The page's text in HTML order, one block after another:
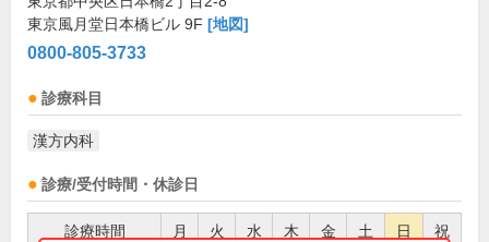
東京風月堂日本橋ビル 9F [地図]
0800-805-3733
診療科目
漢方内科
診療/受付時間・休診日
診療時間 月 火 水 木 金 土 日 祝